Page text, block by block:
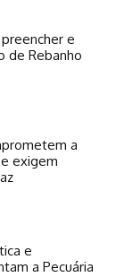
e
de Rebanho
a
exigem
e
a Pecuária